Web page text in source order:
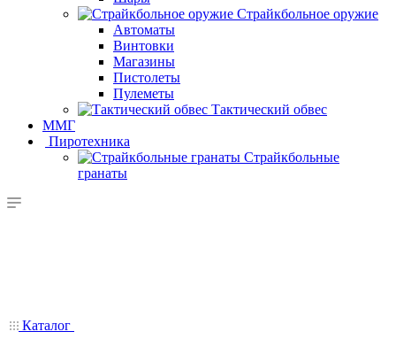
Страйкбольное оружие
Автоматы
Винтовки
Магазины
Пистолеты
Пулеметы
Тактический обвес
ММГ
Пиротехника
Страйкбольные
гранаты
Каталог